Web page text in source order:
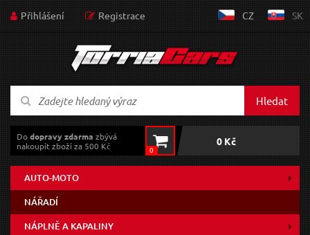
Přihlášení Registrace CZ SK
Hledat
Dodopravy zdarma zbývá
nakoupit zboží za 500 Kč
0
0 Kč
AUTO-MOTO
NÁŘADÍ
NÁPLNĚ A KAPALINY